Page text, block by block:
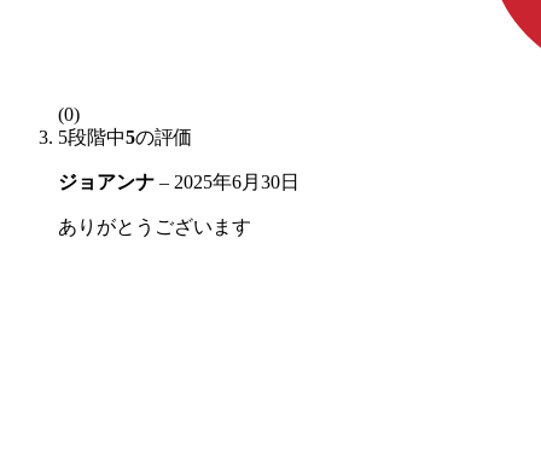
(0)
5段階中5の評価
ジョアンナ – 2025年6月30日
ありがとうございます